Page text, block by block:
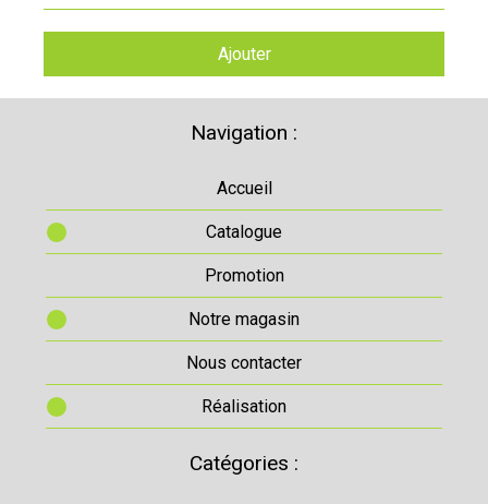
Ajouter
Navigation :
Accueil
Catalogue
Promotion
Notre magasin
Nous contacter
Réalisation
Catégories :